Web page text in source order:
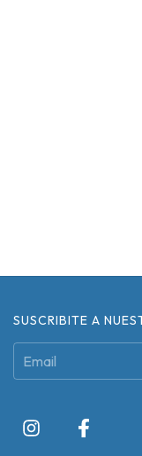
SUSCRIBITE A